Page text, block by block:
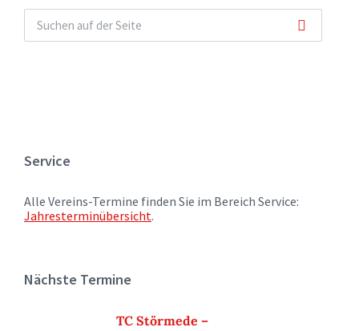
Service
Alle Vereins-Termine finden Sie im Bereich Service:
Jahresterminübersicht.
Nächste Termine
TC Störmede –